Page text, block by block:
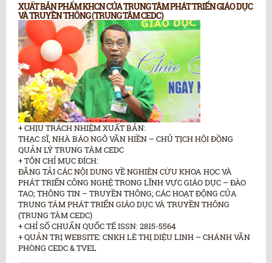
XUẤT BẢN PHẨM KHCN CỦA TRUNG TÂM PHÁT TRIỂN GIÁO DỤC
VÀ TRUYỀN THÔNG (TRUNG TÂM CEDC)
+ CHỊU TRÁCH NHIỆM XUẤT BẢN:
THẠC SĨ, NHÀ BÁO NGÔ VĂN HIỀN – CHỦ TỊCH HỘI ĐỒNG
QUẢN LÝ TRUNG TÂM CEDC
+ TÔN CHỈ MỤC ĐÍCH:
ĐĂNG TẢI CÁC NỘI DUNG VỀ NGHIÊN CỨU KHOA HỌC VÀ
PHÁT TRIỂN CÔNG NGHỆ TRONG LĨNH VỰC GIÁO DỤC – ĐÀO
TAO; THÔNG TIN – TRUYỀN THÔNG; CÁC HOẠT ĐỘNG CỦA
TRUNG TÂM PHÁT TRIỂN GIÁO DỤC VÀ TRUYỀN THÔNG
(TRUNG TÂM CEDC)
+ CHỈ SỐ CHUẨN QUỐC TẾ ISSN: 2815-5564
+ QUẢN TRỊ WEBSITE: CNKH LÊ THỊ DIỆU LINH – CHÁNH VĂN
PHÒNG CEDC & TVEL